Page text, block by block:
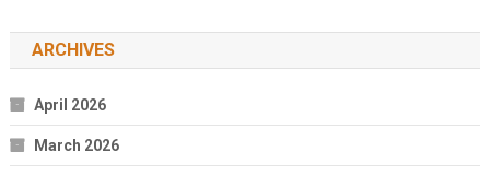
ARCHIVES
April 2026
March 2026